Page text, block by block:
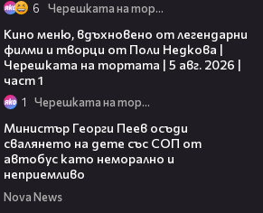
6 Черешката на тортата
Кино меню, вдъхновено от легендарни
филми и творци от Поли Недкова |
Черешката на тортата | 5 авг. 2026 |
част 1
1 Черешката на тортата
Министър Георги Пеев осъди
свалянето на дете със СОП от
автобус като неморално и
неприемливо
Nova News